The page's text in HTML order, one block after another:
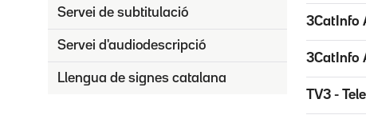
Servei de subtitulació
Servei d'audiodescripció
Llengua de signes catalana
3CatInfo
3CatInfo
TV3 -